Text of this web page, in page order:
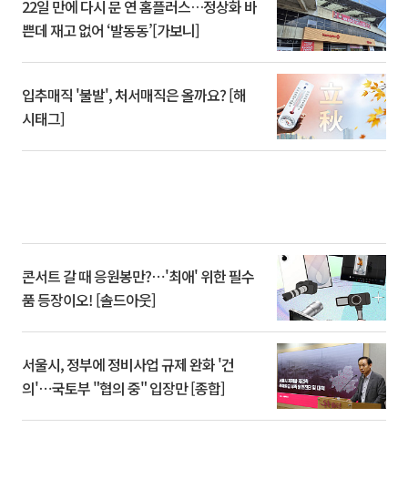
22일 만에 다시 문 연 홈플러스…정상화 바
쁜데 재고 없어 ‘발동동’[가보니]
입추매직 '불발', 처서매직은 올까요? [해
시태그]
콘서트 갈 때 응원봉만?⋯'최애' 위한 필수
품 등장이오! [솔드아웃]
서울시, 정부에 정비사업 규제 완화 '건
의'⋯국토부 "협의 중" 입장만 [종합]